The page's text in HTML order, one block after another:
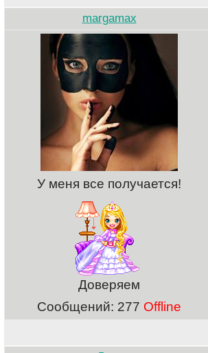
margamax
У меня все получается!
Доверяем
Сообщений: 277 Offline